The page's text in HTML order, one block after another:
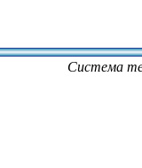
Система